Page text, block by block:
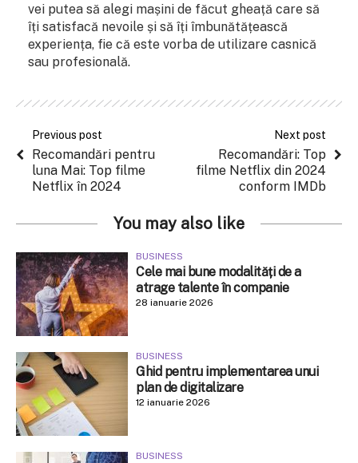
vei putea să alegi mașini de făcut gheață care să
îți satisfacă nevoile și să îți îmbunătățească
experiența, fie că este vorba de utilizare casnică
sau profesională.
Previous post
Recomandări pentru
luna Mai: Top filme
Netflix în 2024
Next post
Recomandări: Top
filme Netflix din 2024
conform IMDb
You may also like
BUSINESS
Cele mai bune modalități de a
atrage talente în companie
28 ianuarie 2026
BUSINESS
Ghid pentru implementarea unui
plan de digitalizare
12 ianuarie 2026
BUSINESS